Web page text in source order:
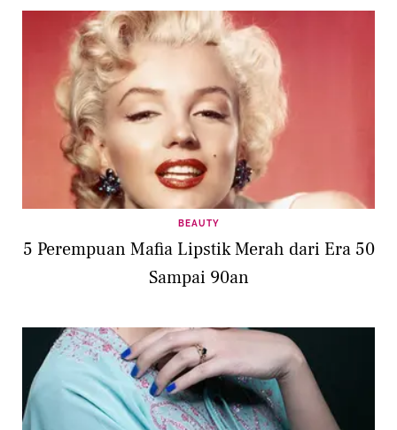
BEAUTY
5 Perempuan Mafia Lipstik Merah dari Era 50
Sampai 90an